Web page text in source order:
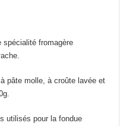
spécialité fromagère
à pâte molle, à croûte lavée et
utilisés pour la fondue